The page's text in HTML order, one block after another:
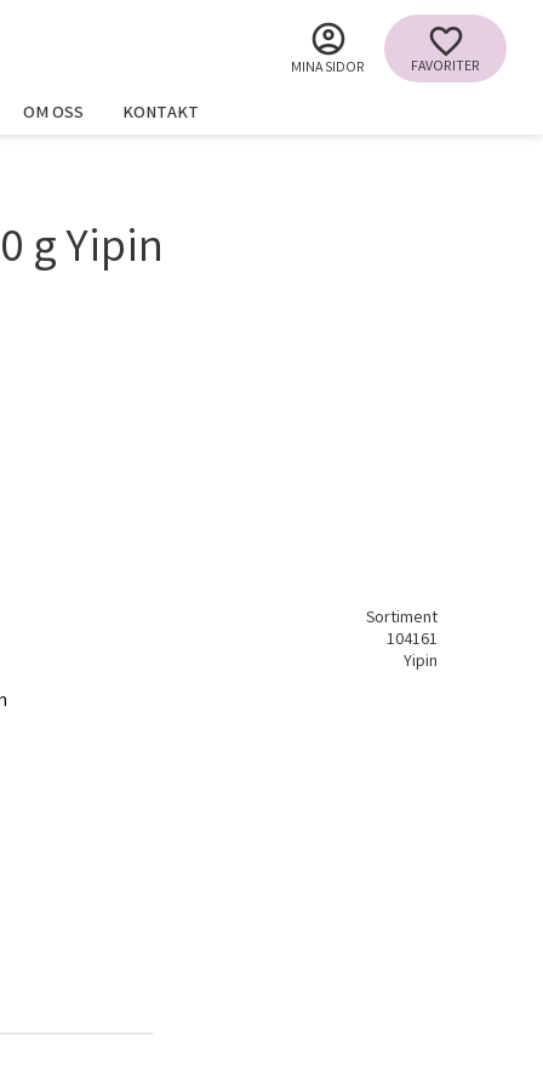
MINA SIDOR
FAVORITER
OM OSS
KONTAKT
g Yipin
Sortiment
104161
Yipin